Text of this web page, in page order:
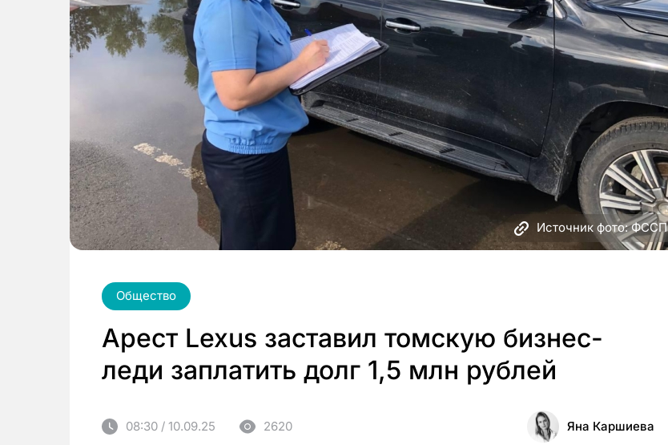
Источник фото: ФССП
Общество
Арест Lexus заставил томскую бизнес-
леди заплатить долг 1,5 млн рублей
08:30 / 10.09.25 2620 Яна Каршиева